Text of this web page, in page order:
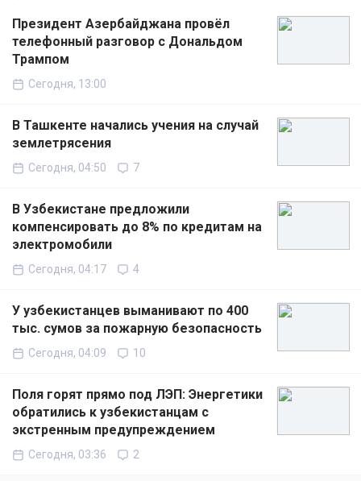
Президент Азербайджана провёл
телефонный разговор с Дональдом
Трампом
Сегодня, 13:00
В Ташкенте начались учения на случай
землетрясения
Сегодня, 04:50 7
В Узбекистане предложили
компенсировать до 8% по кредитам на
электромобили
Сегодня, 04:17 4
У узбекистанцев выманивают по 400
тыс. сумов за пожарную безопасность
Сегодня, 04:09 10
Поля горят прямо под ЛЭП: Энергетики
обратились к узбекистанцам с
экстренным предупреждением
Сегодня, 03:36 2